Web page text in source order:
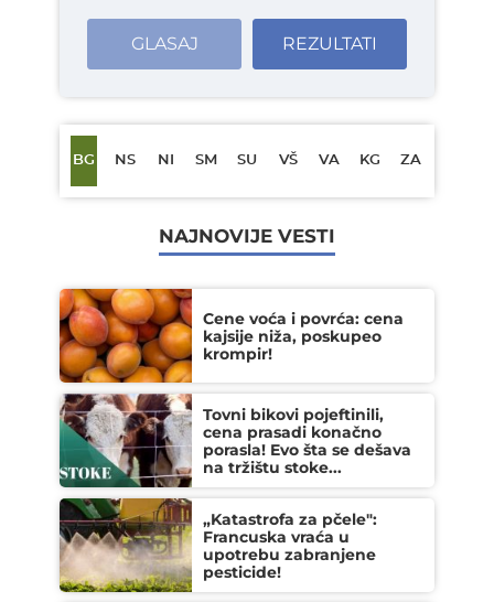
GLASAJ REZULTATI
BG NS NI SM SU VŠ VA KG ZA
NAJNOVIJE VESTI
Cene voća i povrća: cena
kajsije niža, poskupeo
krompir!
Tovni bikovi pojeftinili,
cena prasadi konačno
porasla! Evo šta se dešava
na tržištu stoke...
„Katastrofa za pčele":
Francuska vraća u
upotrebu zabranjene
pesticide!